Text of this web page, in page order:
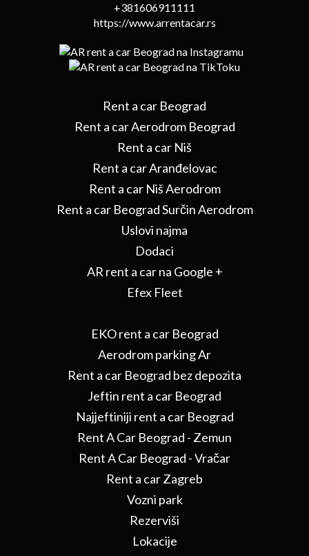
+381606911111
https://www.arrentacar.rs
Rent a car Beograd
Rent a car Aerodrom Beograd
Rent a car Niš
Rent a car Aranđelovac
Rent a car Niš Aerodrom
Rent a car Beograd Surčin Aerodrom
Uslovi najma
Dodaci
AR rent a car na Google +
Efex Fleet
EKO rent a car Beograd
Aerodrom parking Ar
Rent a car Beograd bez depozita
Jeftin rent a car Beograd
Najjeftiniji rent a car Beograd
Rent A Car Beograd - Zemun
Rent A Car Beograd - Vračar
Rent a car Zagreb
Vozni park
Rezerviši
Lokacije